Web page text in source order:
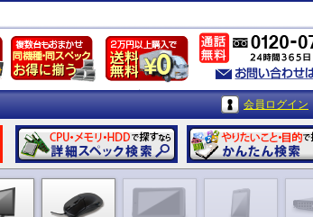
会員ログイン